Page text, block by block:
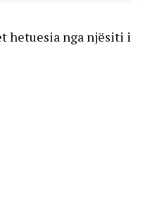
hetuesia nga njësiti i